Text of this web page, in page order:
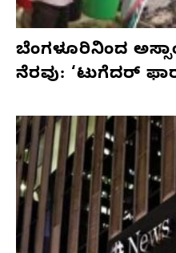
ಬೆಂಗಳೂರಿನಿಂದ
ನೆರವು: ‘ಟುಗೆದರ್